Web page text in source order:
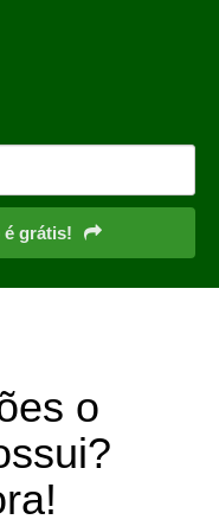
é grátis!
o